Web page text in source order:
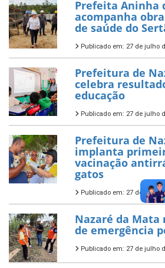
Prefeita Aninha
acompanha
de saúde do
Publicado em: 27 de julho
Prefeitura de
celebra
educação
Publicado em: 27 de julho
Prefeitura de
implanta
vacinação
gatos
Publicado em: 27 de julho
Nazaré da Mata
de emergência
Publicado em: 27 de julho